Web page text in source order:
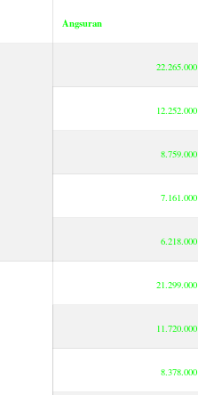
Angsuran
22.265.000
12.252.000
8.759.000
7.161.000
6.218.000
21.299.000
11.720.000
8.378.000